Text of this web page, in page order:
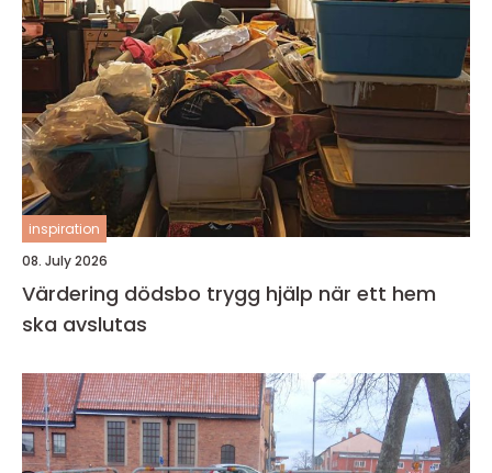
inspiration
08. July 2026
Värdering dödsbo trygg hjälp när ett hem
ska avslutas